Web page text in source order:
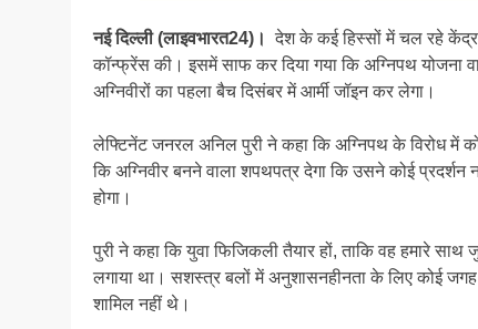
नई दिल्ली (लाइवभारत24)। देश के कई हिस्सों में चल रहे केंद्र
कॉन्फ्रेंस की। इसमें साफ कर दिया गया कि अग्निपथ योजना
अग्निवीरों का पहला बैच दिसंबर में आर्मी जॉइन कर लेगा।
लेफ्टिनेंट जनरल अनिल पुरी ने कहा कि अग्निपथ के विरोध में
कि अग्निवीर बनने वाला शपथपत्र देगा कि उसने कोई
होगा।
पुरी ने कहा कि युवा फिजिकली तैयार हों, ताकि वह हमारे
लगाया था। सशस्त्र बलों में अनुशासनहीनता के लिए कोई
शामिल नहीं थे।